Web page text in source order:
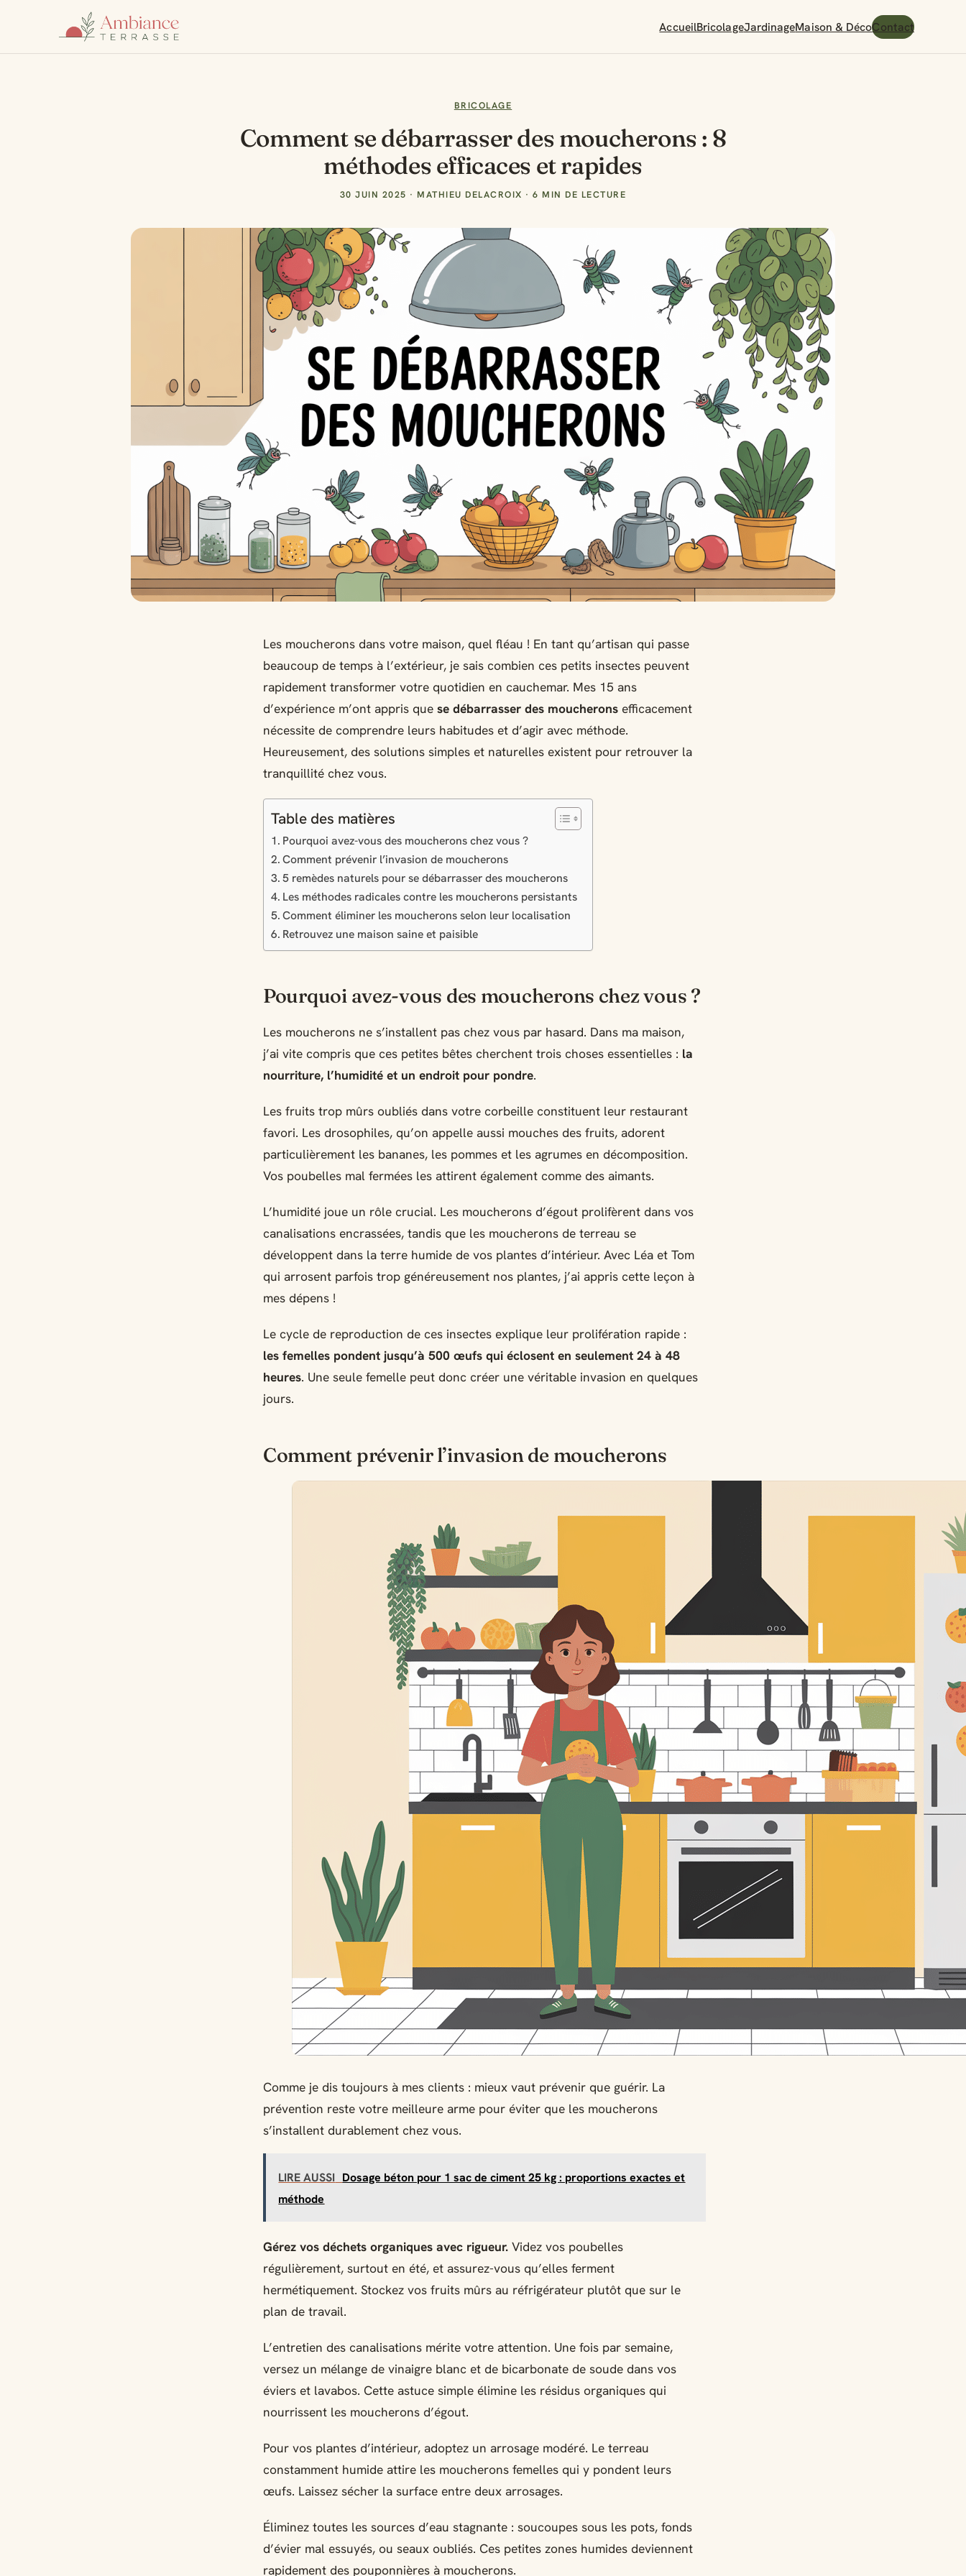
AccueilBricolageJardinageMaison & DécoContact
BRICOLAGE
Comment se débarrasser des moucherons : 8
méthodes efficaces et rapides
30 JUIN 2025 · MATHIEU DELACROIX · 6 MIN DE LECTURE
Les moucherons dans votre maison, quel fléau ! En tant qu’artisan qui passe
beaucoup de temps à l’extérieur, je sais combien ces petits insectes peuvent
rapidement transformer votre quotidien en cauchemar. Mes 15 ans
d’expérience m’ont appris que se débarrasser des moucherons efficacement
nécessite de comprendre leurs habitudes et d’agir avec méthode.
Heureusement, des solutions simples et naturelles existent pour retrouver la
tranquillité chez vous.
Table des matières
Pourquoi avez-vous des moucherons chez vous ?
Comment prévenir l’invasion de moucherons
5 remèdes naturels pour se débarrasser des moucherons
Les méthodes radicales contre les moucherons persistants
Comment éliminer les moucherons selon leur localisation
Retrouvez une maison saine et paisible
Pourquoi avez-vous des moucherons chez vous ?
Les moucherons ne s’installent pas chez vous par hasard. Dans ma maison,
j’ai vite compris que ces petites bêtes cherchent trois choses essentielles : la
nourriture, l’humidité et un endroit pour pondre.
Les fruits trop mûrs oubliés dans votre corbeille constituent leur restaurant
favori. Les drosophiles, qu’on appelle aussi mouches des fruits, adorent
particulièrement les bananes, les pommes et les agrumes en décomposition.
Vos poubelles mal fermées les attirent également comme des aimants.
L’humidité joue un rôle crucial. Les moucherons d’égout prolifèrent dans vos
canalisations encrassées, tandis que les moucherons de terreau se
développent dans la terre humide de vos plantes d’intérieur. Avec Léa et Tom
qui arrosent parfois trop généreusement nos plantes, j’ai appris cette leçon à
mes dépens !
Le cycle de reproduction de ces insectes explique leur prolifération rapide :
les femelles pondent jusqu’à 500 œufs qui éclosent en seulement 24 à 48
heures. Une seule femelle peut donc créer une véritable invasion en quelques
jours.
Comment prévenir l’invasion de moucherons
Comme je dis toujours à mes clients : mieux vaut prévenir que guérir. La
prévention reste votre meilleure arme pour éviter que les moucherons
s’installent durablement chez vous.
LIRE AUSSI Dosage béton pour 1 sac de ciment 25 kg : proportions exactes et
méthode
Gérez vos déchets organiques avec rigueur. Videz vos poubelles
régulièrement, surtout en été, et assurez-vous qu’elles ferment
hermétiquement. Stockez vos fruits mûrs au réfrigérateur plutôt que sur le
plan de travail.
L’entretien des canalisations mérite votre attention. Une fois par semaine,
versez un mélange de vinaigre blanc et de bicarbonate de soude dans vos
éviers et lavabos. Cette astuce simple élimine les résidus organiques qui
nourrissent les moucherons d’égout.
Pour vos plantes d’intérieur, adoptez un arrosage modéré. Le terreau
constamment humide attire les moucherons femelles qui y pondent leurs
œufs. Laissez sécher la surface entre deux arrosages.
Éliminez toutes les sources d’eau stagnante : soucoupes sous les pots, fonds
d’évier mal essuyés, ou seaux oubliés. Ces petites zones humides deviennent
rapidement des pouponnières à moucherons.